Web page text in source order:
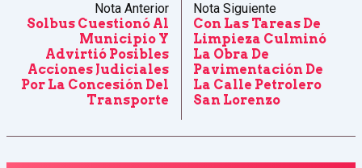
Nota Anterior
Solbus Cuestionó Al
Municipio Y
Advirtió Posibles
Acciones Judiciales
Por La Concesión Del
Transporte
Nota Siguiente
Con Las Tareas De
Limpieza Culminó
La Obra De
Pavimentación De
La Calle Petrolero
San Lorenzo